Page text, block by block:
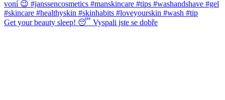
Get your beauty sleep! 😴 Vyspali jste se dobře